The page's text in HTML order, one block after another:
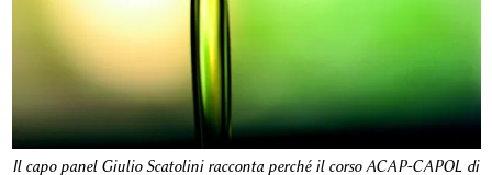
Il capo panel Giulio Scatolini racconta perché il corso ACAP-CAPOL di